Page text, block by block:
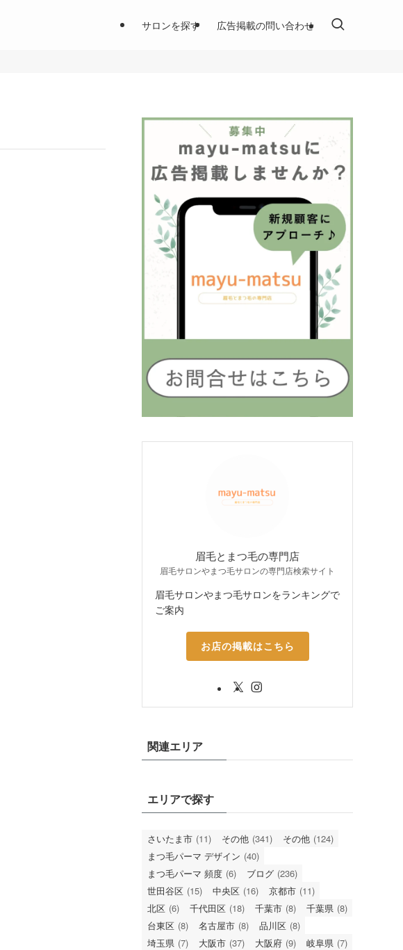
サロンを探す 広告掲載の問い合わせ
眉毛とまつ毛の専門店
眉毛サロンやまつ毛サロンの専門店検索サイト
眉毛サロンやまつ毛サロンをランキングで
ご案内
お店の掲載はこちら
関連エリア
エリアで探す
さいたま市 (11) その他 (341) その他 (124)
まつ毛パーマ デザイン (40)
まつ毛パーマ 頻度 (6) ブログ (236)
世田谷区 (15) 中央区 (16) 京都市 (11)
北区 (6) 千代田区 (18) 千葉市 (8) 千葉県 (8)
台東区 (8) 名古屋市 (8) 品川区 (8)
埼玉県 (7) 大阪市 (37) 大阪府 (9) 岐阜県 (7)